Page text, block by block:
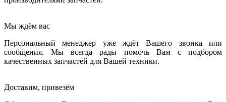
Мы ждём вас
Персональный менеджер уже ждёт Вашего звонка или
сообщения. Мы всегда рады помочь Вам с подбором
качественных запчастей для Вашей техники.
Доставим, привезём